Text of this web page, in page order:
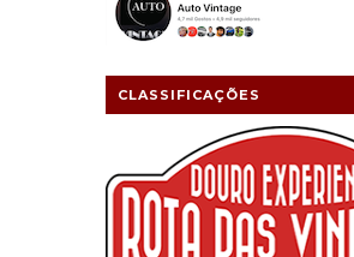
CLASSIFICAÇÕES